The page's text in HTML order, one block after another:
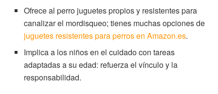
Ofrece al perro juguetes propios y resistentes para
canalizar el mordisqueo; tienes muchas opciones de
juguetes resistentes para perros en Amazon.es.
Implica a los niños en el cuidado con tareas
adaptadas a su edad: refuerza el vínculo y la
responsabilidad.